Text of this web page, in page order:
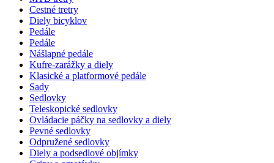
Cestné tretry
Diely bicyklov
Pedále
Pedále
Nášlapné pedále
Kufre-zarážky a diely
Klasické a platformové pedále
Sady
Sedlovky
Teleskopické sedlovky
Ovládacie páčky na sedlovky a diely
Pevné sedlovky
Odpružené sedlovky
Diely a podsedlové objímky